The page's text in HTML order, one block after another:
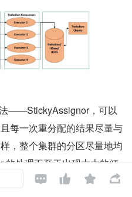
——StickyAssignor，可以
每一次重分配的结果尽量与
，整个集群的分区尽量地均
的处理不至于出现太大的倾
   